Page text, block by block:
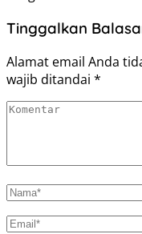
Tinggalkan
Alamat email Anda
wajib ditandai *